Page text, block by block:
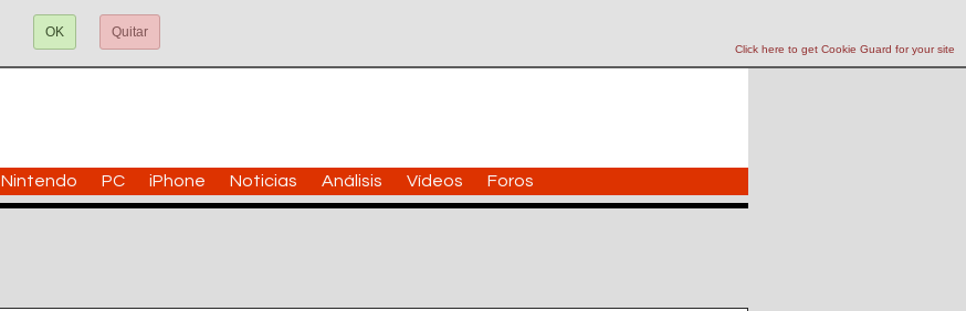
Click here to get Cookie Guard for your site
OK Quitar
Nintendo PC iPhone Noticias Análisis Vídeos Foros